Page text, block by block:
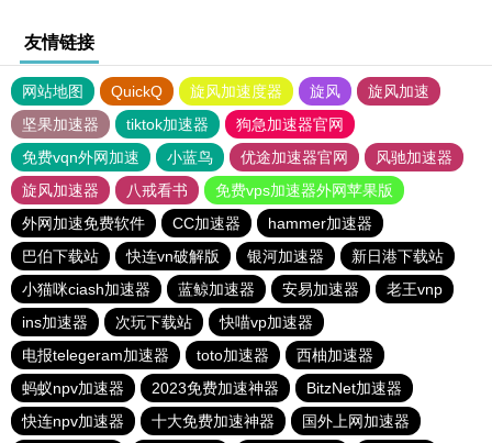
友情链接
网站地图 QuickQ 旋风加速度器 旋风
旋风加速
坚果加速器
tiktok加速器
狗急加速器官网
免费vqn外网加速
小蓝鸟 优途加速器官网
风驰加速器
旋风加速器
八戒看书
免费vps加速器外网苹果版
外网加速免费软件
CC加速器
hammer加速器
巴伯下载站
快连vn破解版 银河加速器
新日港下载站
小猫咪ciash加速器
蓝鲸加速器 安易加速器
老王vnp
ins加速器
次玩下载站
快喵vp加速器
电报telegeram加速器
toto加速器
西柚加速器
蚂蚁npv加速器
2023免费加速神器
BitzNet加速器
快连npv加速器
十大免费加速神器 国外上网加速器